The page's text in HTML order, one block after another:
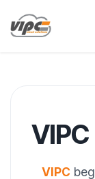
VIPC